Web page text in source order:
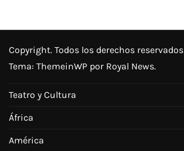
Copyright. Todos los derechos reservados
Tema: ThemeinWP por Royal News.
Teatro y Cultura
África
América